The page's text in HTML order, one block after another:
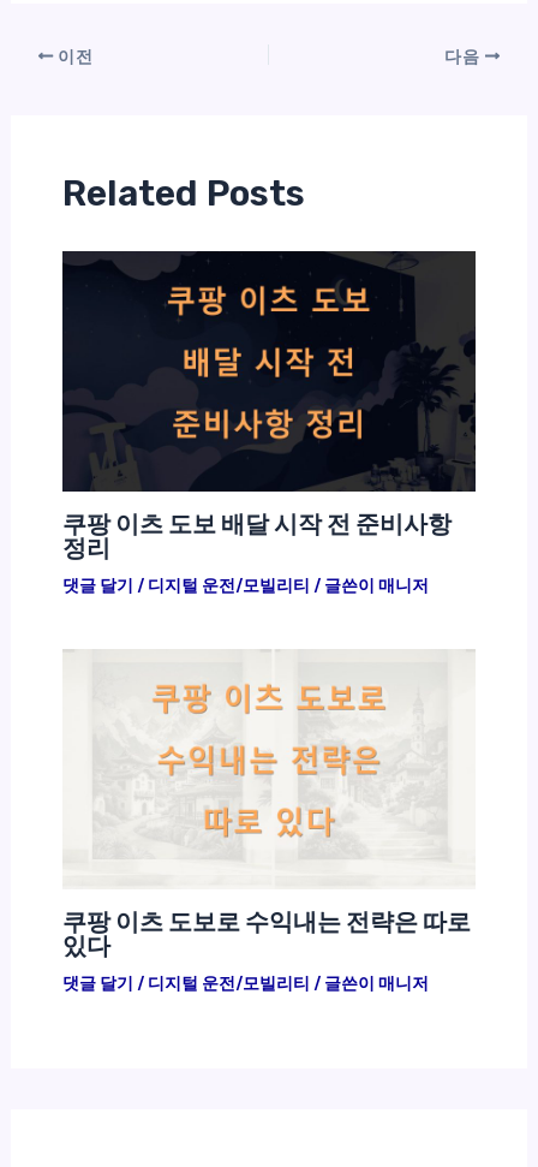
이전 다음
Related Posts
쿠팡 이츠 도보 배달 시작 전 준비사항
정리
댓글 달기 / 디지털 운전/모빌리티 / 글쓴이 매니저
쿠팡 이츠 도보로 수익내는 전략은 따로
있다
댓글 달기 / 디지털 운전/모빌리티 / 글쓴이 매니저